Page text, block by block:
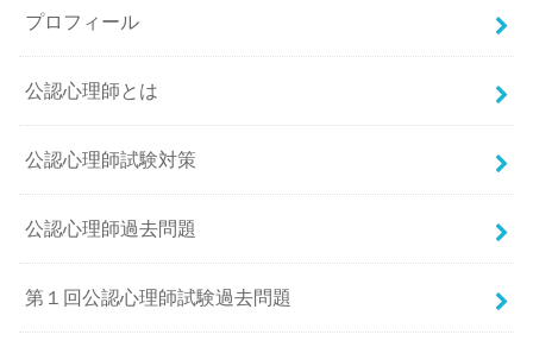
プロフィール
公認心理師とは
公認心理師試験対策
公認心理師過去問題
第１回公認心理師試験過去問題